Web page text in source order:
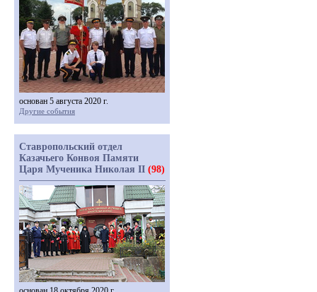
основан 5 августа 2020 г.
Другие события
Ставропольский отдел
Казачьего Конвоя Памяти
Царя Мученика Николая II (98)